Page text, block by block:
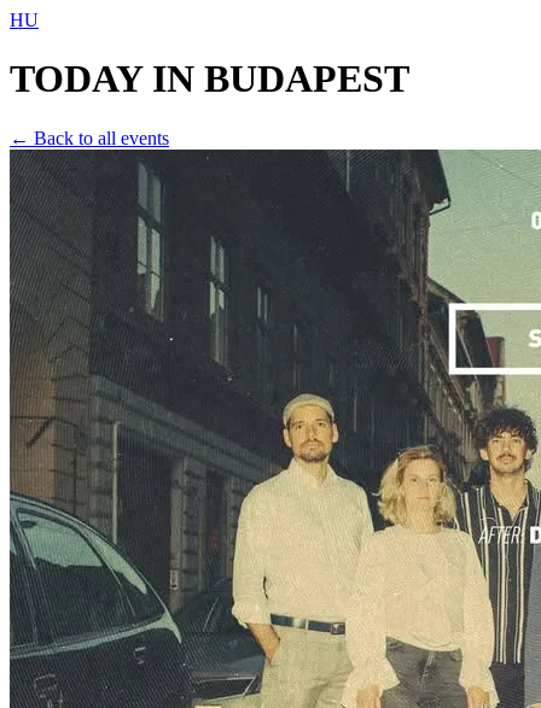
HU
TODAY IN BUDAPEST
← Back to all events